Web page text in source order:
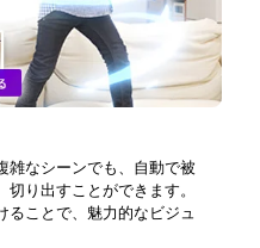
雑なシーンでも、自動で被
り出すことができます。
ることで、魅力的なビジュ